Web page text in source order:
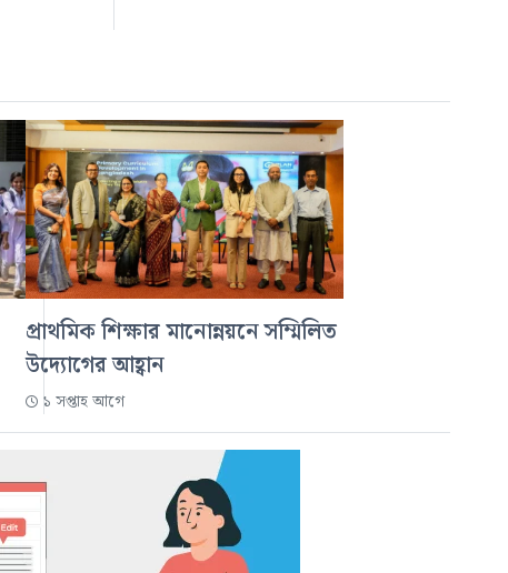
প্রাথমিক শিক্ষার মানোন্নয়নে সম্মিলিত
উদ্যোগের আহ্বান
১ সপ্তাহ আগে